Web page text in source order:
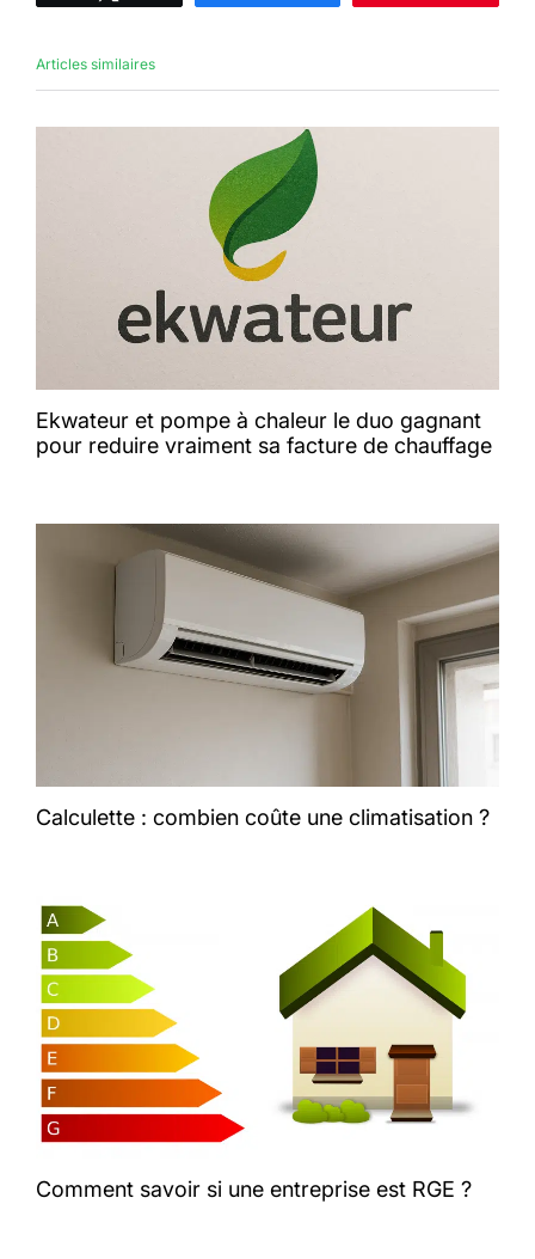
Articles similaires
Ekwateur et pompe à chaleur le duo gagnant
pour reduire vraiment sa facture de chauffage
Calculette : combien coûte une climatisation ?
Comment savoir si une entreprise est RGE ?